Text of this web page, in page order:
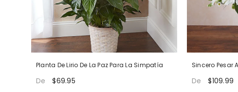
Planta De Lirio De La Paz Para La Simpatía
De $69.95
Sincero Pesar
De $109.99